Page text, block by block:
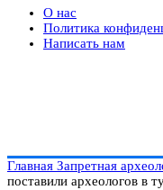
О нас
Политика
Написать нам
Главная Запретная
поставили археологов в